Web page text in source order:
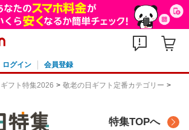
ログイン 会員登録
フト特集2026
敬老の日ギフト定番カテゴリー
特集TOPへ